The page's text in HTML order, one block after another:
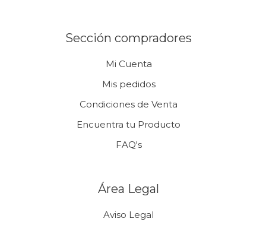
Sección compradores
Mi Cuenta
Mis pedidos
Condiciones de Venta
Encuentra tu Producto
FAQ's
Área Legal
Aviso Legal